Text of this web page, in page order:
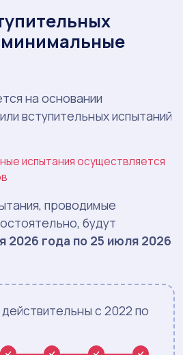
на основании
вступительных испытаний
испытания осуществляется
проводимые
будут
2026 года по 25 июля 2026
с 2022 по